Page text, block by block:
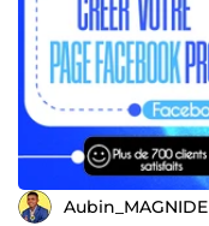
Aubin_MAGNIDE